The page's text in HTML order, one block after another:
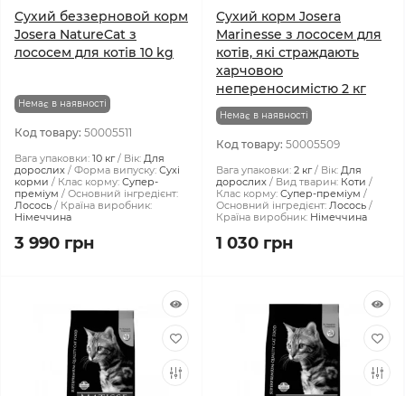
Сухий беззерновой корм
Josera NatureCat з
лососем для котів 10 kg
Немає в наявності
Код товару: 50005511
Вага упаковки: 10 кг Вік: Для
дорослих
Форма випуску: Сухі
корми
Клас корму: Супер-
преміум
Основний інгредієнт:
Лосось
Країна виробник:
Німеччина
3 990 грн
Сухий корм Josera
Marinesse з лососем для
котів, які страждають
харчовою
непереносимістю 2 кг
Немає в наявності
Код товару: 50005509
Вага упаковки: 2 кг Вік: Для
дорослих
Вид тварин: Коти
Клас корму: Супер-преміум
Основний інгредієнт: Лосось
Країна виробник: Німеччина
1 030 грн